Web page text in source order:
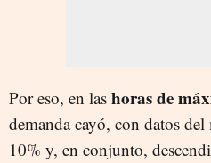
Por eso, en las horas de
demanda cayó, con datos
10% y, en conjunto,